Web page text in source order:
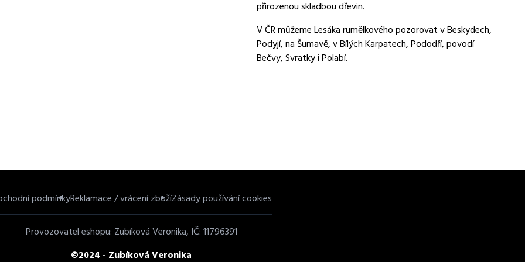
přirozenou skladbou dřevin.
V ČR můžeme Lesáka rumělkového pozorovat v Beskydech,
Podyjí, na Šumavě, v Bílých Karpatech, Pododří, povodí
Bečvy, Svratky i Polabí.
podmínkyReklamace / vrácení zbožíZásady používání cookies
Provozovatel eshopu: Zubíková Veronika, IČ: 11796391
©2024 - Zubíková Veronika